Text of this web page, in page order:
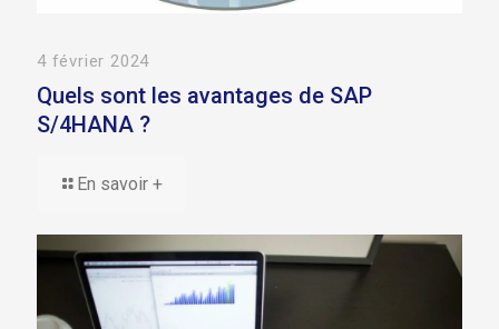
4 février 2024
Quels sont les avantages de SAP
S/4HANA ?
En savoir +